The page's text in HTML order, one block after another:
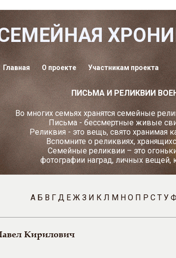
Главная О проекте Участникам проекта
ПИСЬМА И РЕЛИКВИИ
Во многих семьях хранятся семейные
Письма - бессмертные живые
Реликвия - это вещь, свято хранимая
Вспомните о реликвиях,
Семейные реликвии – это
фотографии наград, личных вещей,
А Б В Г Д Е Ж З И К Л М Н О П Р С Т У Ф
Кирилович